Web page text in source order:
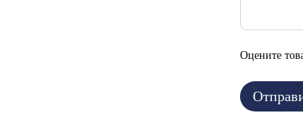
Оцените